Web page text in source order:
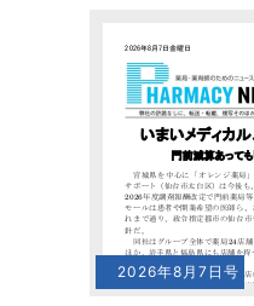
2026年8月7日号